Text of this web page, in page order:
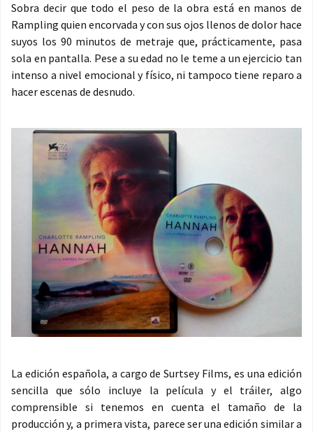
Sobra decir que todo el peso de la obra está en manos de
Rampling quien encorvada y con sus ojos llenos de dolor hace
suyos los 90 minutos de metraje que, prácticamente, pasa
sola en pantalla. Pese a su edad no le teme a un ejercicio tan
intenso a nivel emocional y físico, ni tampoco tiene reparo a
hacer escenas de desnudo.
La edición española, a cargo de Surtsey Films, es una edición
sencilla que sólo incluye la película y el tráiler, algo
comprensible si tenemos en cuenta el tamaño de la
producción y, a primera vista, parece ser una edición similar a